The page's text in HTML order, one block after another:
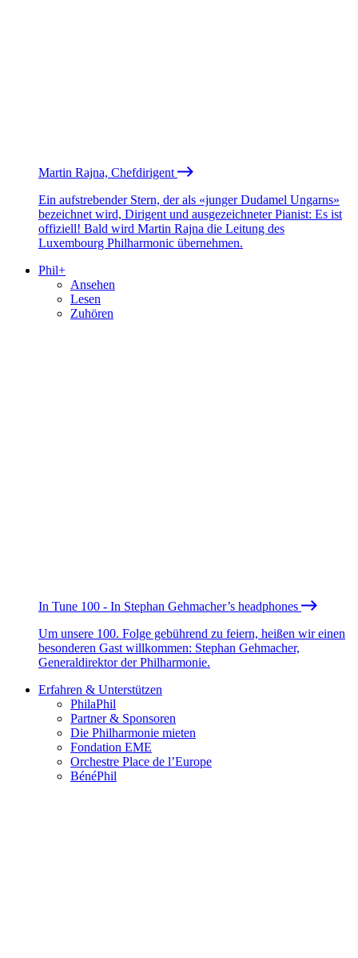
Martin Rajna, Chefdirigent
Ein aufstrebender Stern, der als «junger Dudamel Ungarns»
bezeichnet wird, Dirigent und ausgezeichneter Pianist: Es ist
offiziell! Bald wird Martin Rajna die Leitung des
Luxembourg Philharmonic übernehmen.
Phil+
Ansehen
Lesen
Zuhören
In Tune 100 - In Stephan Gehmacher’s headphones
Um unsere 100. Folge gebührend zu feiern, heißen wir einen
besonderen Gast willkommen: Stephan Gehmacher,
Generaldirektor der Philharmonie.
Erfahren & Unterstützen
PhilaPhil
Partner & Sponsoren
Die Philharmonie mieten
Fondation EME
Orchestre Place de l’Europe
BénéPhil